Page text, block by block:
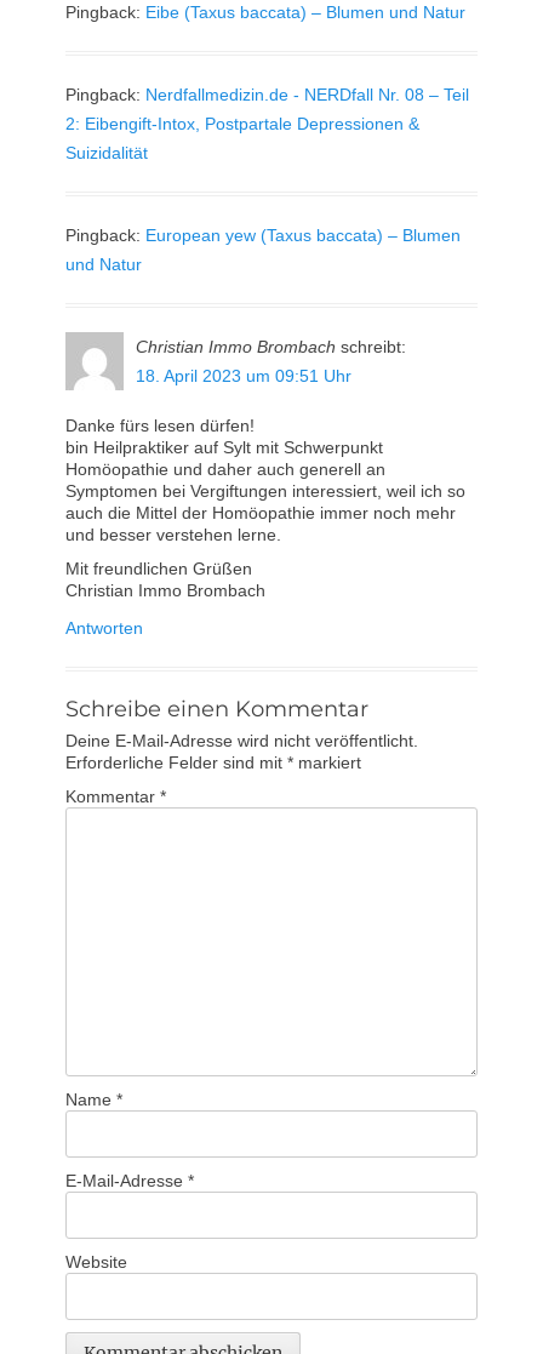
Pingback: Eibe (Taxus baccata) – Blumen und Natur
Pingback: Nerdfallmedizin.de - NERDfall Nr. 08 – Teil
2: Eibengift-Intox, Postpartale Depressionen &
Suizidalität
Pingback: European yew (Taxus baccata) – Blumen
und Natur
Christian Immo Brombach schreibt:
18. April 2023 um 09:51 Uhr
Danke fürs lesen dürfen!
bin Heilpraktiker auf Sylt mit Schwerpunkt
Homöopathie und daher auch generell an
Symptomen bei Vergiftungen interessiert, weil ich so
auch die Mittel der Homöopathie immer noch mehr
und besser verstehen lerne.
Mit freundlichen Grüßen
Christian Immo Brombach
Antworten
Schreibe einen Kommentar
Deine E-Mail-Adresse wird nicht veröffentlicht.
Erforderliche Felder sind mit * markiert
Kommentar *
Name *
E-Mail-Adresse *
Website